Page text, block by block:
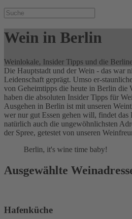
Wein in Berlin
Weinlokale, Insider Tipps und die
Die Hauptstadt und der Wein - das war
Leidenschaft geprägt. Umso er-
von Geheimtipps die heute in Berlin die
haben die absoluten Insider Tipps für
Ausgehen in Berlin ist mit unseren
wer nur gut Essen gehen will, findet das
natürlich auch die ungewöhnlichsten
der Spree, getestet von unseren
Berlin, it's wine time baby!
Ausgewählte
Hafenküche